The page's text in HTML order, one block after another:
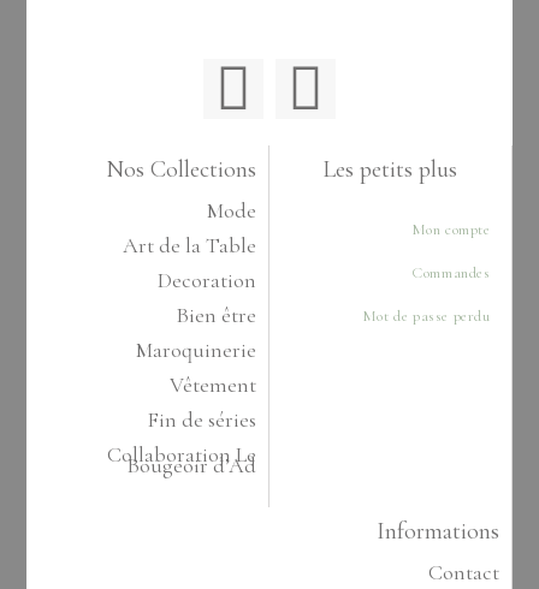
Nos Collections
Mode
Art de la Table
Decoration
Bien être
Maroquinerie
Vêtement
Fin de séries
Collaboration Le
Bougeoir d’Ad
Les petits plus
Mon compte
Commandes
Mot de passe perdu
Informations
Contact